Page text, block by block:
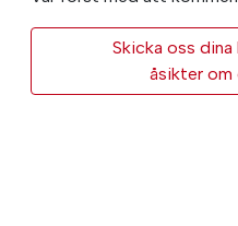
Skicka oss
åsikter om